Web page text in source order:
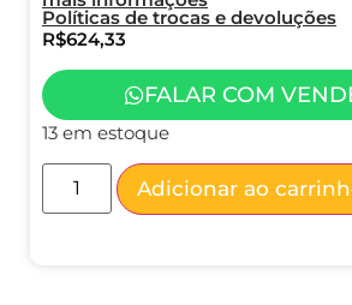
Políticas de trocas e devoluções
R$624,33
FALAR COM
13 em estoque
Adicionar ao